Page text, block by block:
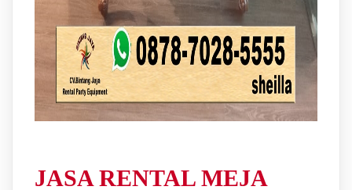
JASA RENTAL MEJA